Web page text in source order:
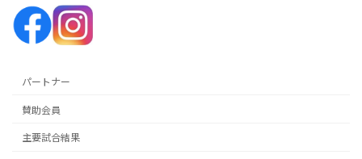
パートナー
賛助会員
主要試合結果